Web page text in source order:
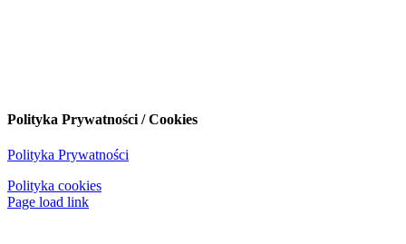
Polityka Prywatności / Cookies
Polityka Prywatności
Polityka cookies
Page load link